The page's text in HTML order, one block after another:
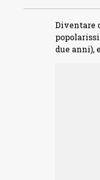
Diventare
due anni),